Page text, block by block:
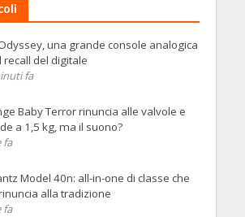
una grande console analogica
recall del digitale
fa
Baby Terror rinuncia alle valvole e
a 1,5 kg, ma il suono?
fa
Model 40n: all-in-one di classe che
alla tradizione
fa